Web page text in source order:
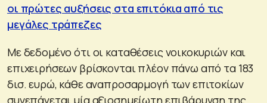
οι πρώτες αυξήσεις στα επιτόκια από τις
μεγάλες τράπεζες
Με δεδομένο ότι οι καταθέσεις νοικοκυριών και
επιχειρήσεων βρίσκονται πλέον πάνω από τα 183
δισ. ευρώ, κάθε αναπροσαρμογή των επιτοκίων
συνεπάγεται μία αξιοσημείωτη επιβάρυνση της